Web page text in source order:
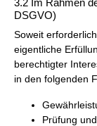
3.2 Im Rahmen
DSGVO)
Soweit
eigentliche
berechtigter
in den folgenden
Prüfung